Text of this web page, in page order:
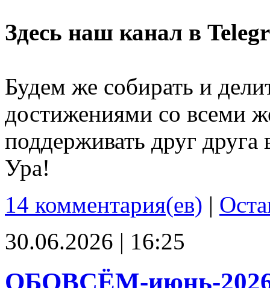
Здесь наш канал в
Будем же собирать и
достижениями со всеми
поддерживать друг
Ура!
14 комментария(ев) |
30.06.2026 | 16:25
ОБОВСЁМ-июнь-